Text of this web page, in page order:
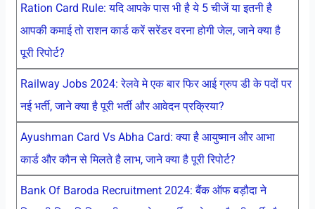
Ration Card Rule: यदि आपके पास भी है ये 5 चीजें या इतनी है
आपकी कमाई तो राशन कार्ड करें सरेंडर वरना होगी जेल, जाने क्या है
पूरी रिपोर्ट?
Railway Jobs 2024: रेलवे मे एक बार फिर आई ग्रुप डी के पदों पर
नई भर्ती, जाने क्या है पूरी भर्ती और आवेदन प्रक्रिया?
Ayushman Card Vs Abha Card: क्या है आयुष्मान और आभा
कार्ड और कौन से मिलते है लाभ, जाने क्या है पूरी रिपोर्ट?
Bank Of Baroda Recruitment 2024: बैंक ऑफ बड़ौदा ने